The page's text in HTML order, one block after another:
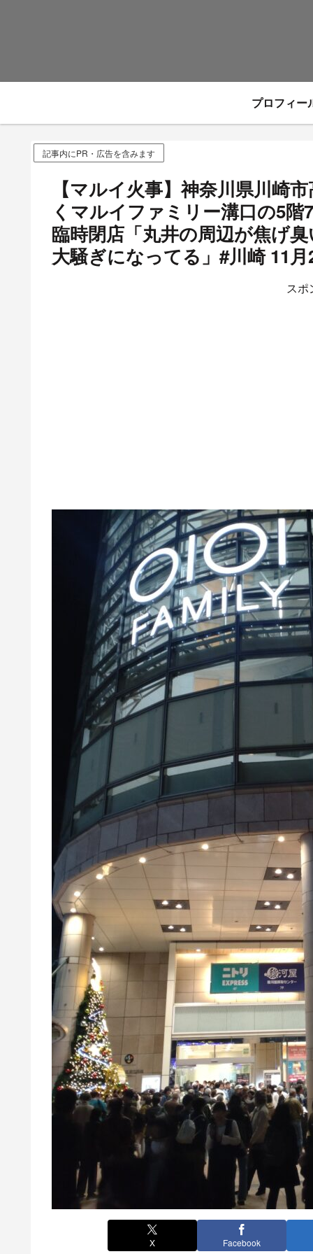
プロフィー
記事内にPR・広告を含みます
【マルイ火事】神奈川県川崎
くマルイファミリー溝口の5
臨時閉店「丸井の周辺が焦げ
大騒ぎになってる」#川崎 11月
スポ
X Facebook